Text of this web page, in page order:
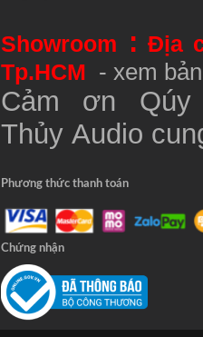
Showroom : Địa
Tp.HCM - xem
Cảm ơn
Thủy Audio
Phương thức thanh toán
Chứng nhận